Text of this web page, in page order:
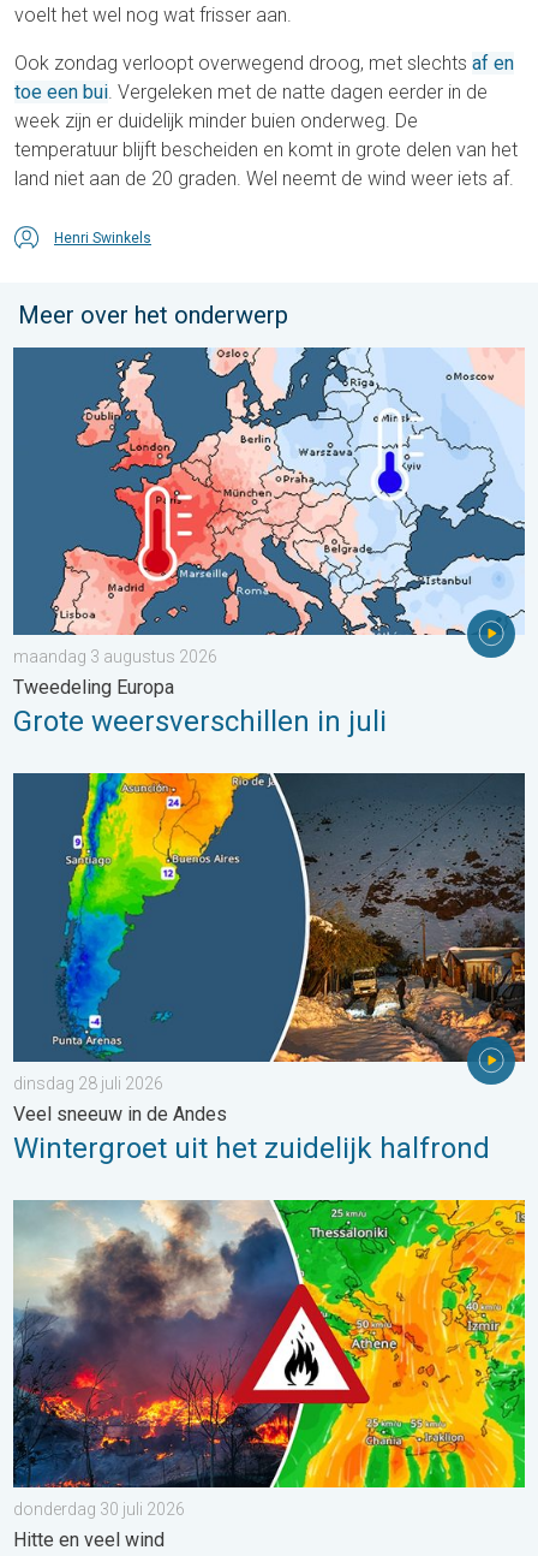
voelt het wel nog wat frisser aan.
Ook zondag verloopt overwegend droog, met slechts af en
toe een bui. Vergeleken met de natte dagen eerder in de
week zijn er duidelijk minder buien onderweg. De
temperatuur blijft bescheiden en komt in grote delen van het
land niet aan de 20 graden. Wel neemt de wind weer iets af.
Henri Swinkels
Meer over het onderwerp
Grote weersverschillen in juli. Tweedeling Europa. . .
maandag 3 augustus 2026
Tweedeling Europa
Grote weersverschillen in juli
Wintergroet uit het zuidelijk halfrond. Veel sneeuw in de
dinsdag 28 juli 2026
Veel sneeuw in de Andes
Wintergroet uit het zuidelijk halfrond
Ook in Zuidoost-Europa woeden bosbranden. Hitte en veel
donderdag 30 juli 2026
Hitte en veel wind